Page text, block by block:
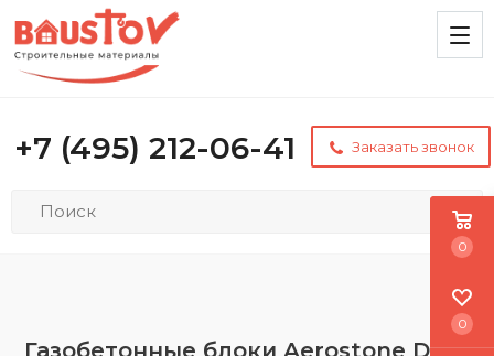
+7 (495) 212-06-41 Заказать звонок
Газобетонные блоки Aerostone D500
0
0